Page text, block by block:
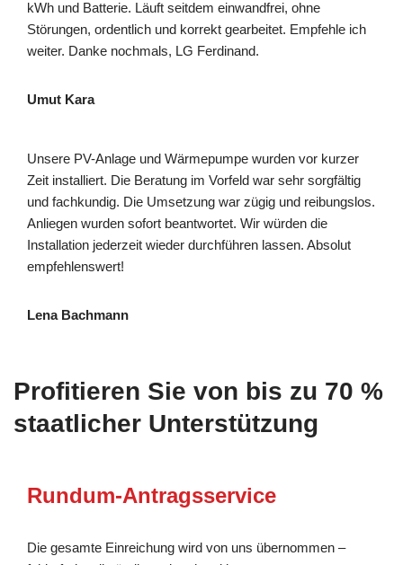
kWh und Batterie. Läuft seitdem einwandfrei, ohne
Störungen, ordentlich und korrekt gearbeitet. Empfehle ich
weiter. Danke nochmals, LG Ferdinand.
Umut Kara
Unsere PV-Anlage und Wärmepumpe wurden vor kurzer
Zeit installiert. Die Beratung im Vorfeld war sehr sorgfältig
und fachkundig. Die Umsetzung war zügig und reibungslos.
Anliegen wurden sofort beantwortet. Wir würden die
Installation jederzeit wieder durchführen lassen. Absolut
empfehlenswert!
Lena Bachmann
Profitieren Sie von bis zu 70 %
staatlicher Unterstützung
Rundum-Antragsservice
Die gesamte Einreichung wird von uns übernommen –